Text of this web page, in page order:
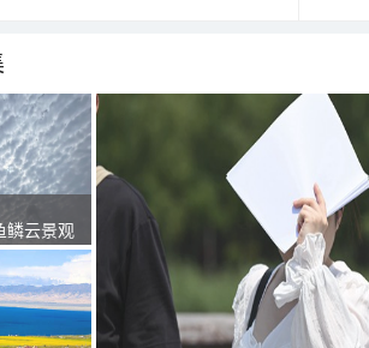
鳞云景观